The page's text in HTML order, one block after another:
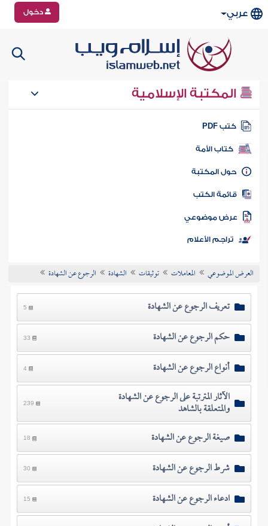
عربي دخول
المكتبة الإسلامية
كتب PDF
كتاب الأمة
المكتبة
الكتب
موضوعي
تراجم الأعلام
العرض الموضوعي المعاملات توثيقات الشهادة الرجوع عن الشهادة
تعريف الرجوع عن الشهادة 5
حكم الرجوع عن الشهادة 33
أنواع الرجوع عن الشهادة 4
الآثار المترتبة على الرجوع عن الشهادة
والمتعلقة بالشاهد 239
صيغة الرجوع عن الشهادة 18
شرط الرجوع عن الشهادة 30
ادعاء الرجوع عن الشهادة 15